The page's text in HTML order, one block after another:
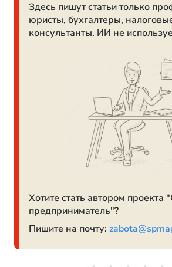
Здесь пишут статьи только
юристы, бухгалтеры,
консультанты. ИИ не
Хотите стать автором
предприниматель"?
Пишите на почту: